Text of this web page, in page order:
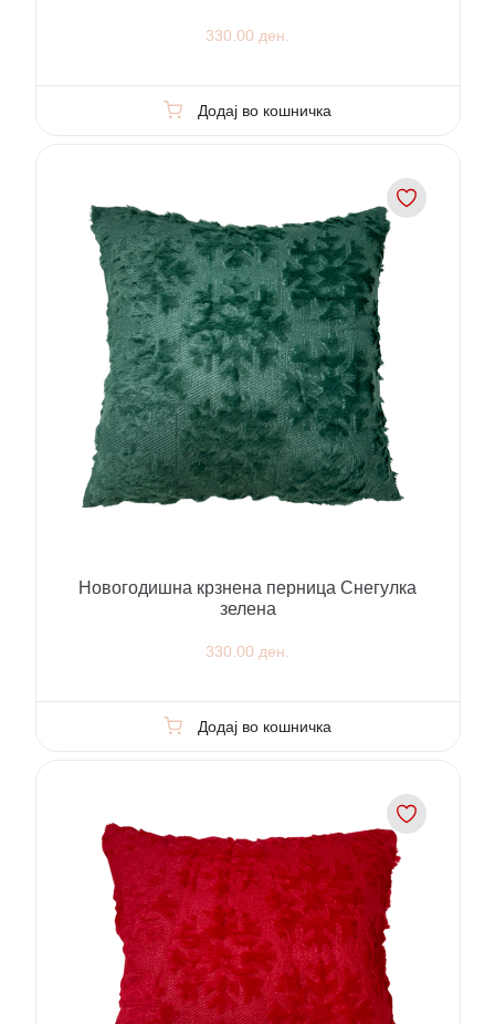
330.00 ден.
Додај во кошничка
Новогодишна крзнена перница Снегулка
зелена
330.00 ден.
Додај во кошничка